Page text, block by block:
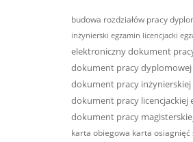
budowa rozdziałów pracy
inżynierski egzamin licencjacki
elektroniczny dokument
dokument pracy dyplomowej
dokument pracy inżynierskiej
dokument pracy licencjackiej
dokument pracy
karta obiegowa karta osiagnięć